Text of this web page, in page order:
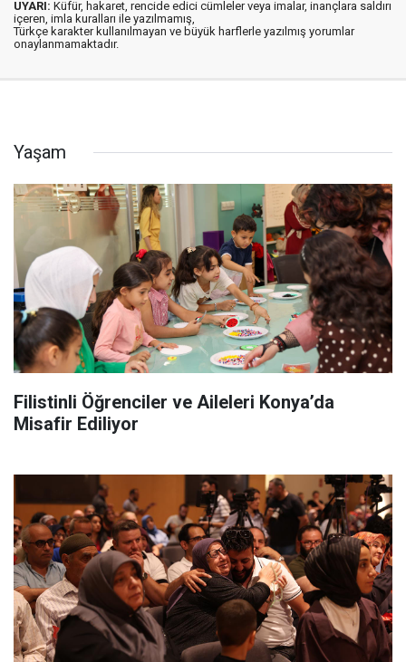
UYARI: Küfür, hakaret, rencide edici cümleler veya imalar, inançlara saldırı
içeren, imla kuralları ile yazılmamış,
Türkçe karakter kullanılmayan ve büyük harflerle yazılmış yorumlar
onaylanmamaktadır.
Yaşam
Filistinli Öğrenciler ve Aileleri Konya’da
Misafir Ediliyor